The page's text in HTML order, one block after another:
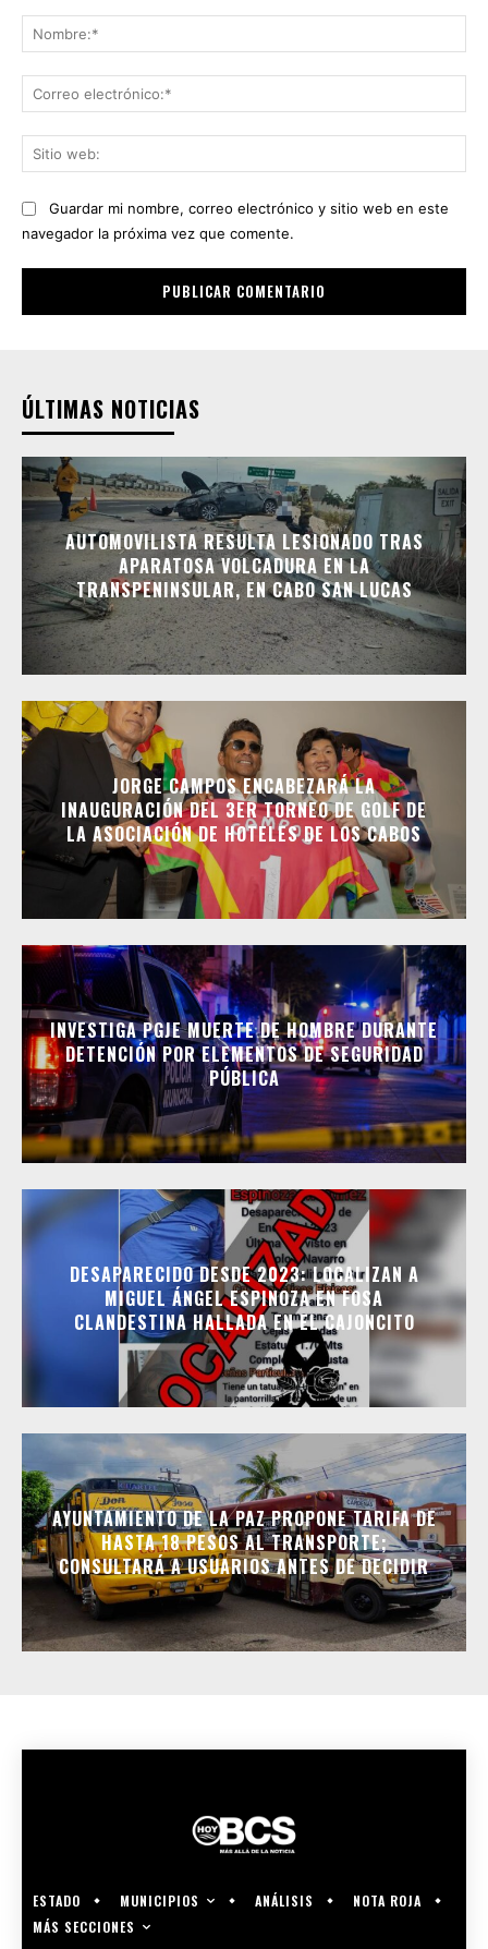
Guardar mi nombre, correo electrónico y sitio web en este
navegador la próxima vez que comente.
ÚLTIMAS NOTICIAS
AUTOMOVILISTA RESULTA LESIONADO TRAS
APARATOSA VOLCADURA EN LA
TRANSPENINSULAR, EN CABO SAN LUCAS
JORGE CAMPOS ENCABEZARÁ LA
INAUGURACIÓN DEL 3ER TORNEO DE GOLF DE
LA ASOCIACIÓN DE HOTELES DE LOS CABOS
INVESTIGA PGJE MUERTE DE HOMBRE DURANTE
DETENCIÓN POR ELEMENTOS DE SEGURIDAD
PÚBLICA
DESAPARECIDO DESDE 2023: LOCALIZAN A
MIGUEL ÁNGEL ESPINOZA EN FOSA
CLANDESTINA HALLADA EN EL CAJONCITO
AYUNTAMIENTO DE LA PAZ PROPONE TARIFA DE
HASTA 18 PESOS AL TRANSPORTE;
CONSULTARÁ A USUARIOS ANTES DE DECIDIR
ESTADO MUNICIPIOS ANÁLISIS
NOTA ROJA
MÁS SECCIONES